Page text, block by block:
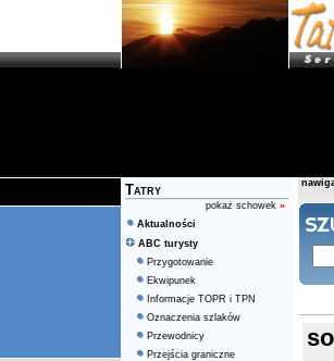
Tatry
pokaż schowek »
Aktualności
ABC turysty
Przygotowanie
Ekwipunek
Informacje TOPR i TPN
Oznaczenia szlaków
Przewodnicy
Przejścia graniczne